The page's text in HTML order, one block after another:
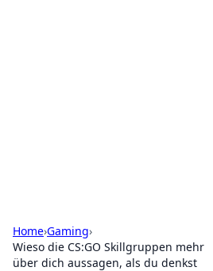
Home›Gaming›
Wieso die CS:GO Skillgruppen mehr
über dich aussagen, als du denkst